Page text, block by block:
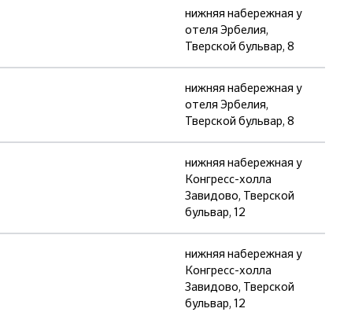
нижняя набережная у
отеля Эрбелия,
Тверской бульвар, 8
нижняя набережная у
отеля Эрбелия,
Тверской бульвар, 8
нижняя набережная у
Конгресс-холла
Завидово, Тверской
бульвар, 12
нижняя набережная у
Конгресс-холла
Завидово, Тверской
бульвар, 12